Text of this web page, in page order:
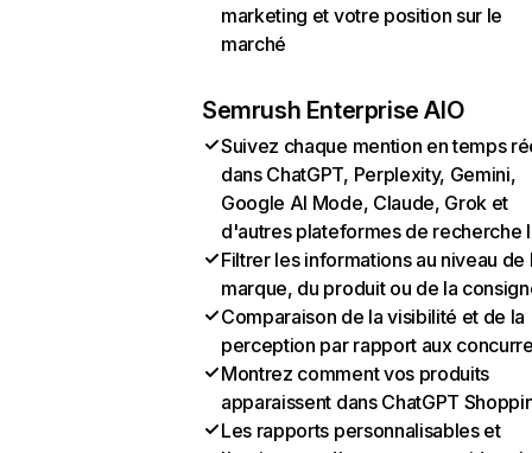
marketing et votre position sur le
marché
Semrush Enterprise AIO
Suivez chaque mention en temps
dans ChatGPT, Perplexity, Gemini,
Google AI Mode, Claude, Grok et
d'autres plateformes de recherche
Filtrer les informations au niveau de
marque, du produit ou de la
Comparaison de la visibilité et de la
perception par rapport aux
Montrez comment vos produits
apparaissent dans ChatGPT
Les rapports personnalisables et